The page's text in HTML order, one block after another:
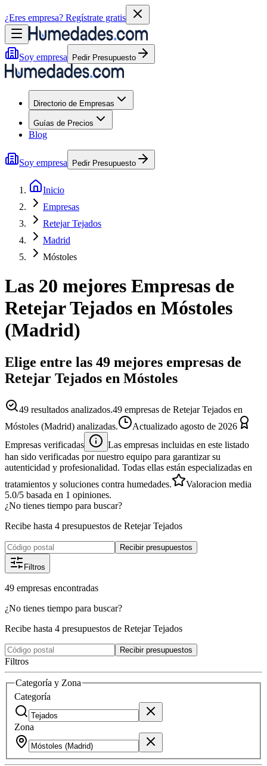
¿Eres empresa? Regístrate gratis
Soy empresa Pedir Presupuesto
Directorio de Empresas
Guías de Precios
Blog
Soy empresa Pedir Presupuesto
Inicio
Empresas
Retejar Tejados
Madrid
Móstoles
Las 20 mejores Empresas de
Retejar Tejados en Móstoles
(Madrid)
Elige entre las 49 mejores empresas de
Retejar Tejados en Móstoles
49 resultados analizados.49 empresas de Retejar Tejados en
Móstoles (Madrid) analizadas.
Actualizado agosto de 2026
Empresas verificadas
Las empresas incluidas en este listado
han sido verificadas por nuestro equipo para garantizar su
autenticidad y profesionalidad. Todas ellas están especializadas en
tratamientos y soluciones contra humedades.
Valoracion media
5.0/5 basada en 1 opiniones.
¿No tienes tiempo para buscar?
Recibe hasta 4 presupuestos de Retejar Tejados
Recibir presupuestos
Filtros
49 empresas encontradas
¿No tienes tiempo para buscar?
Recibe hasta 4 presupuestos de Retejar Tejados
Recibir presupuestos
Filtros
Categoría y Zona
Categoría
Zona